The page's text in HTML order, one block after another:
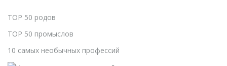
TOP 50 родов
TOP 50 промыслов
10 самых необычных профессий